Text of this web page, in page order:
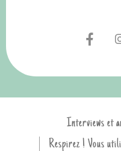
Interviews et
Respirez ! Vous